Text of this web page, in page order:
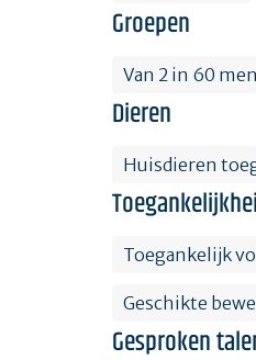
Groepen
Van 2 in 60
Dieren
Huisdieren
Toegankelijk
Geschikte
Gesproken